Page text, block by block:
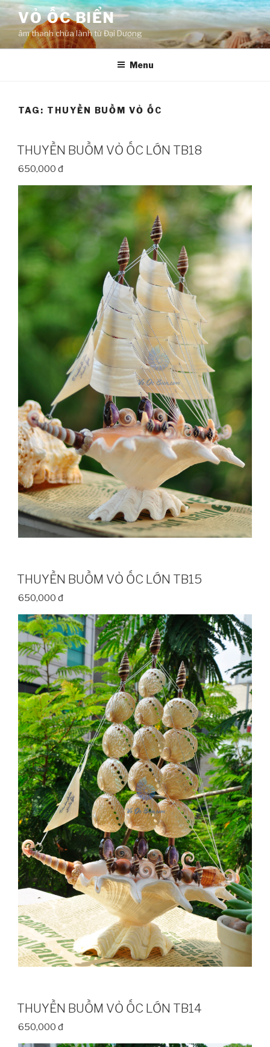
Skip
content
VỎ ỐC BIỂN
âm thanh chữa lành từ Đại Dương
Menu
TAG: THUYỀN BUỒM VỎ ỐC
THUYỀN BUỒM VỎ ỐC LỚN TB18
650,000 đ
THUYỀN BUỒM VỎ ỐC LỚN TB15
650,000 đ
THUYỀN BUỒM VỎ ỐC LỚN TB14
650,000 đ